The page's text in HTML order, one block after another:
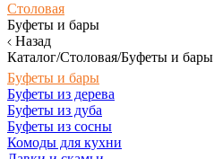
Столовая
Буфеты и бары
Назад
Каталог/Столовая/Буфеты и бары
Буфеты и бары
Буфеты из дерева
Буфеты из дуба
Буфеты из сосны
Комоды для кухни